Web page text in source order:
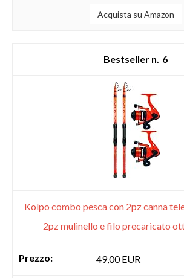
Acquista su Amazon
6
Kolpo combo pesca con 2pz canna
2pz mulinello e filo precaricato
49,00 EUR